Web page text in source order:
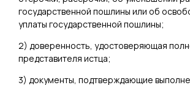
государственной пошлины или об
уплаты государственной пошлины;
2) доверенность, удостоверяющая
представителя истца;
3) документы, подтверждающие